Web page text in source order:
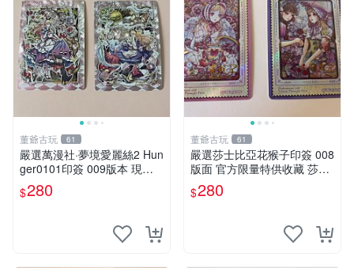
董爺古玩 61
嚴選萬漫社·夢境愛麗絲2 Hun
ger0101印簽 009版本 現象
卡 售賣中 愛麗絲幻象卡 視覺
系 卡牌收藏
$280
董爺古玩 61
嚴選莎士比亞花猴子印簽 008
版面 官方限量特供收藏 莎士
比亞花猴子 印簽 版本
$280